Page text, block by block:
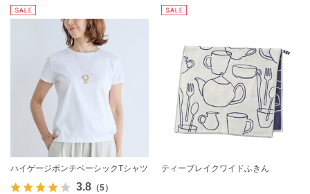
ハイゲージポンチベーシックTシャツ
3.8（5）
ティーブレイクワイドふきん